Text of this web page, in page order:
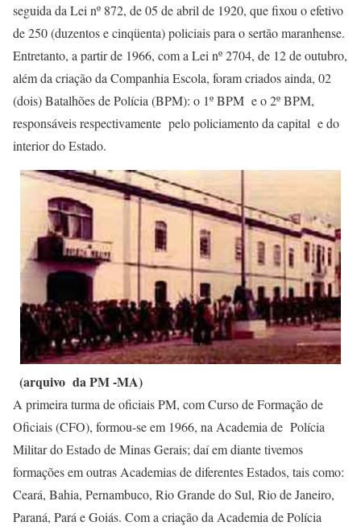
seguida da Lei nº 872, de 05 de abril de 1920, que fixou o efetivo
de 250 (duzentos e cinqüenta) policiais para o sertão maranhense.
Entretanto, a partir de 1966, com a Lei nº 2704, de 12 de outubro,
além da criação da Companhia Escola, foram criados ainda, 02
(dois) Batalhões de Polícia (BPM): o 1º BPM e o 2º BPM,
responsáveis respectivamente pelo policiamento da capital e do
interior do Estado.
(arquivo da PM -MA)
A primeira turma de oficiais PM, com Curso de Formação de
Oficiais (CFO), formou-se em 1966, na Academia de Polícia
Militar do Estado de Minas Gerais; daí em diante tivemos
formações em outras Academias de diferentes Estados, tais como:
Ceará, Bahia, Pernambuco, Rio Grande do Sul, Rio de Janeiro,
Paraná, Pará e Goiás. Com a criação da Academia de Polícia